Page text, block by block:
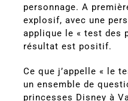
personnage. A
explosif, avec une
applique le « test des
résultat est positif.
Ce que j’appelle « le
un ensemble de
princesses Disney à